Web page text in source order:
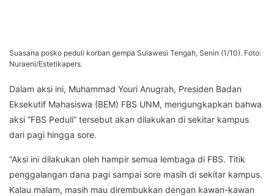
Suasana posko peduli korban gempa Sulawesi Tengah, Senin (1/10). Foto:
Nuraeni/Estetikapers.
Dalam aksi ini, Muhammad Youri Anugrah, Presiden Badan
Eksekutif Mahasiswa (BEM) FBS UNM, mengungkapkan bahwa
aksi “FBS Peduli” tersebut akan dilakukan di sekitar kampus
dari pagi hingga sore.
“Aksi ini dilakukan oleh hampir semua lembaga di FBS. Titik
penggalangan dana pagi sampai sore masih di sekitar kampus.
Kalau malam, masih mau dirembukkan dengan kawan-kawan